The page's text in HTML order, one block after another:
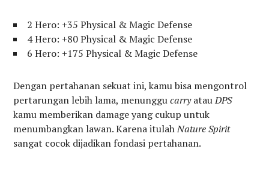
2 Hero: +35 Physical & Magic Defense
4 Hero: +80 Physical & Magic Defense
6 Hero: +175 Physical & Magic Defense
Dengan pertahanan sekuat ini, kamu bisa mengontrol
pertarungan lebih lama, menunggucarryatauDPS
kamu memberikan damage yang cukup untuk
menumbangkan lawan. Karena itulahNature Spirit
sangat cocok dijadikan fondasi pertahanan.